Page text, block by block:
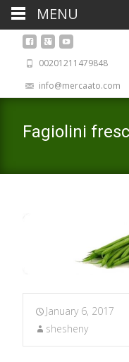
00201211479848
info@mercaato.com
Fagiolini
January 6, 2017
shesheny
MENU